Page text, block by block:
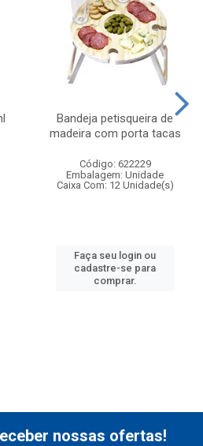
Bandeja petisqueira de
madeira com porta tacas
Código: 622229
Embalagem: Unidade
Caixa Com: 12 Unidade(s)
Faça seu login ou
cadastre-se para
comprar.
nossas ofertas!